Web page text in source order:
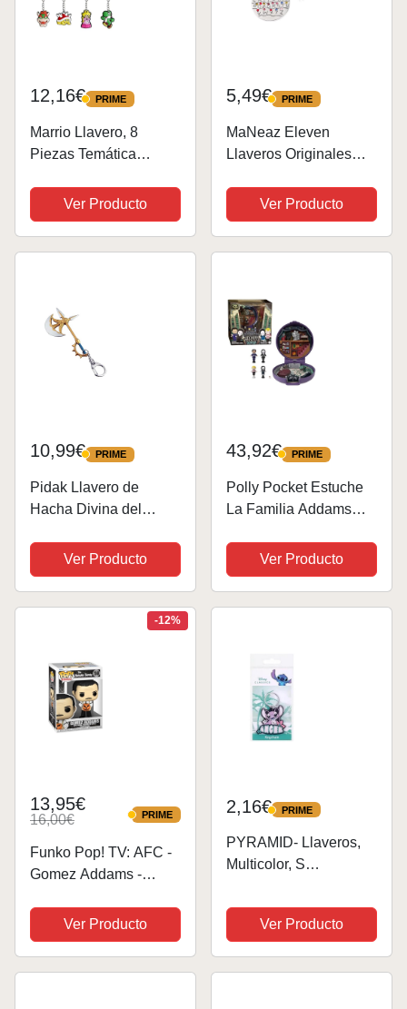
12,16€ PRIME
PRIME
Marrio Llavero, 8
Piezas Temática
PVC para Niños y
Adultos Para regalos
de fiesta
Ver Producto
5,49€ PRIME
PRIME
MaNeaz Eleven
Llaveros Originales
Carta Llavero Apto
Para Aficionados Al
Cine Y La Televisión
Ver Producto
10,99€ PRIME
PRIME
Pidak Llavero de
Hacha Divina del
de 10 cmVer Producto
43,92€ PRIME
PRIME
Polly Pocket Estuche
La Familia Addams
Figura de Cosa y 10
Accesorios, Juguete
para coleccionistas
Ver Producto
-12%
13,95€
16,00€ PRIME
PRIME
Funko Pop! TV: AFC -
Gomez Addams -
Classic TV - Figura de
Vinilo Coleccionable -
Idea de Regalo-
Ver Producto
2,16€ PRIME
PRIME
PYRAMID- Llaveros,
Multicolor, S
Ver Producto